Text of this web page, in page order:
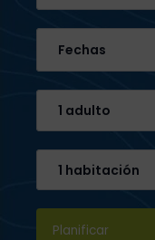
Fechas
1 adulto
1 habitación
Planificar